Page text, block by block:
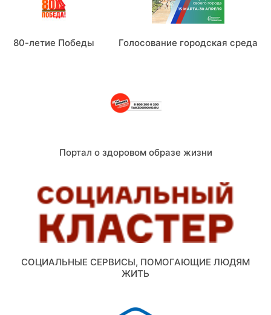
80-летие Победы Голосование городская среда
Портал о здоровом образе жизни
СОЦИАЛЬНЫЕ СЕРВИСЫ, ПОМОГАЮЩИЕ ЛЮДЯМ
ЖИТЬ